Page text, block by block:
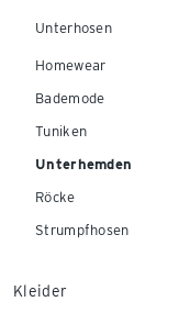
Unterhosen
Homewear
Bademode
Tuniken
Unterhemden
Röcke
Strumpfhosen
Kleider